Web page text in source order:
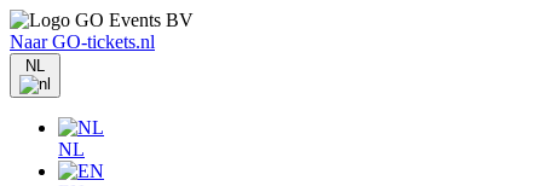
Naar GO-tickets.nl
NL
NL